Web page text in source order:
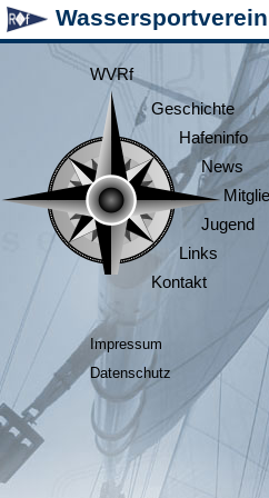
Wassersportverein
WVRf
Geschichte
Hafeninfo
News
Jugend
Links
Kontakt
Impressum
Datenschutz